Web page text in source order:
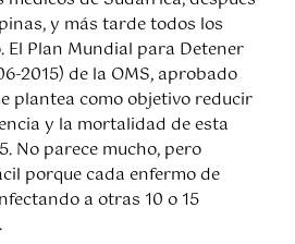
y más tarde todos los
El Plan Mundial para Detener
2015) de la OMS, aprobado
plantea como objetivo reducir
y la mortalidad de esta
No parece mucho, pero
porque cada enfermo de
a otras 10 o 15